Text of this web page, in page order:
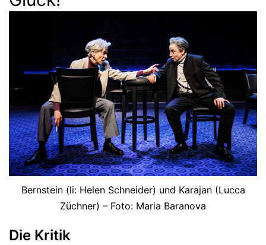
Bernstein (li: Helen Schneider) und Karajan (Lucca
Züchner) – Foto: Maria Baranova
Die Kritik